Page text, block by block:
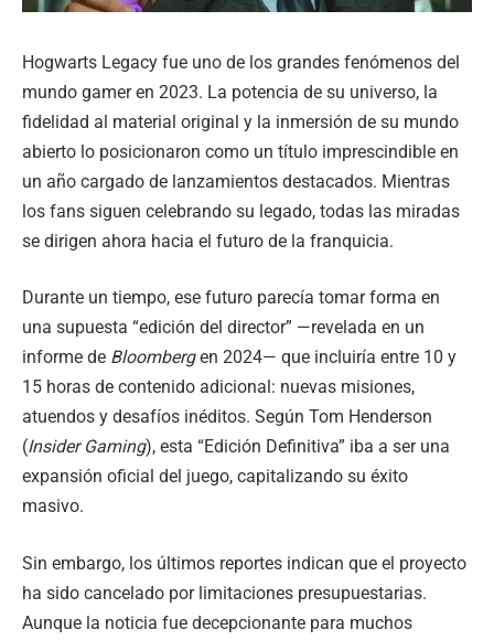
Hogwarts Legacy fue uno de los grandes fenómenos del
mundo gamer en 2023. La potencia de su universo, la
fidelidad al material original y la inmersión de su mundo
abierto lo posicionaron como un título imprescindible en
un año cargado de lanzamientos destacados. Mientras
los fans siguen celebrando su legado, todas las miradas
se dirigen ahora hacia el futuro de la franquicia.
Durante un tiempo, ese futuro parecía tomar forma en
una supuesta “edición del director” —revelada en un
informe de Bloombergen 2024— que incluiría entre 10 y
15 horas de contenido adicional: nuevas misiones,
atuendos y desafíos inéditos. Según Tom Henderson
(Insider Gaming), esta “Edición Definitiva” iba a ser una
expansión oficial del juego, capitalizando su éxito
masivo.
Sin embargo, los últimos reportes indican que el proyecto
ha sido cancelado por limitaciones presupuestarias.
Aunque la noticia fue decepcionante para muchos